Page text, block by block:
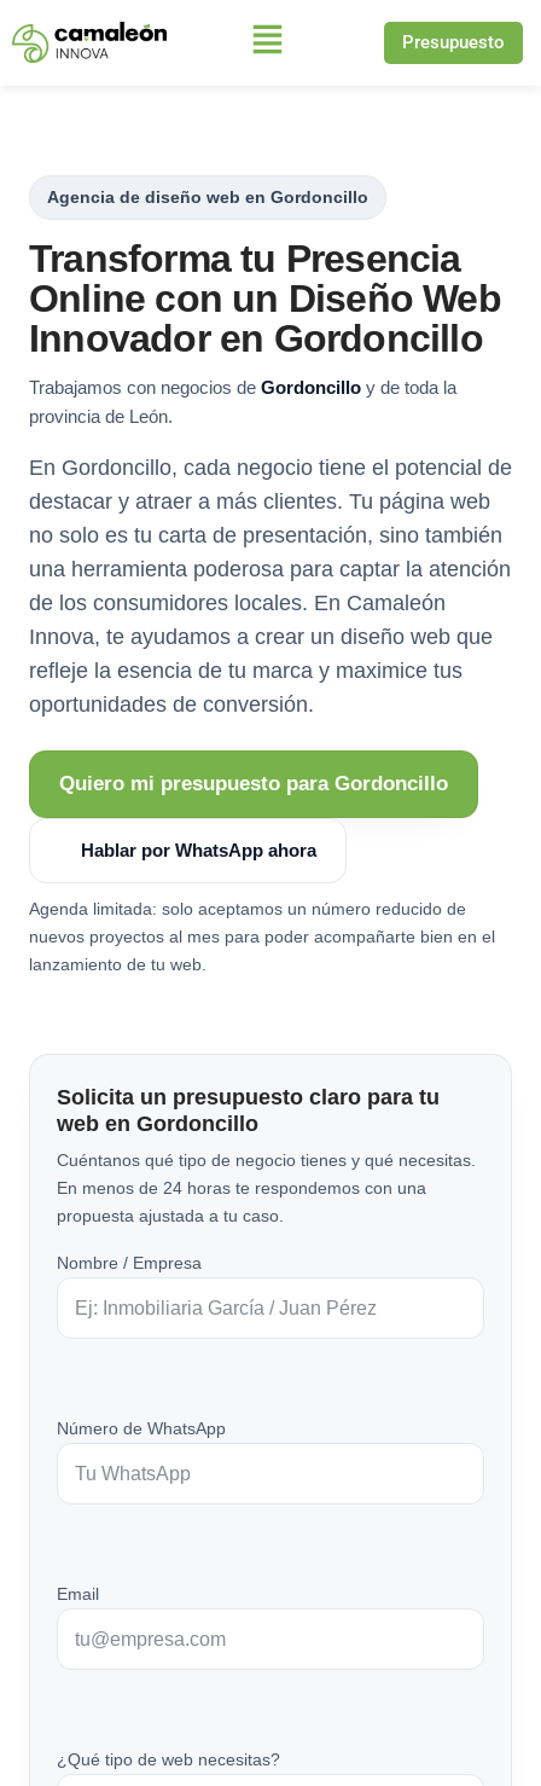
Saltar
Presupuesto
Agencia de diseño web en Gordoncillo
Transforma tu Presencia
Online con un Diseño Web
Innovador en Gordoncillo
Trabajamos con negocios de Gordoncillo y de toda la
provincia de León.
En Gordoncillo, cada negocio tiene el potencial de
destacar y atraer a más clientes. Tu página web
no solo es tu carta de presentación, sino también
una herramienta poderosa para captar la atención
de los consumidores locales. En Camaleón
Innova, te ayudamos a crear un diseño web que
refleje la esencia de tu marca y maximice tus
oportunidades de conversión.
Quiero mi presupuesto para Gordoncillo
Hablar por WhatsApp ahora
Agenda limitada: solo aceptamos un número reducido de
nuevos proyectos al mes para poder acompañarte bien en el
lanzamiento de tu web.
Solicita un presupuesto claro para tu
web en Gordoncillo
Cuéntanos qué tipo de negocio tienes y qué necesitas.
En menos de 24 horas te respondemos con una
propuesta ajustada a tu caso.
Nombre / Empresa
Número de WhatsApp
Email
¿Qué tipo de web necesitas?